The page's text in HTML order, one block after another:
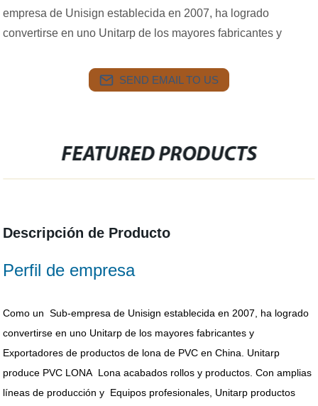
empresa de Unisign establecida en 2007, ha logrado
convertirse en uno Unitarp de los mayores fabricantes y
SEND EMAIL TO US
FEATURED PRODUCTS
Descripción de Producto
Perfil de empresa
Como un Sub-empresa de Unisign establecida en 2007, ha logrado
convertirse en uno Unitarp de los mayores fabricantes y
Exportadores de productos de lona de PVC en China. Unitarp
produce PVC LONA Lona acabados rollos y productos. Con amplias
líneas de producción y Equipos profesionales, Unitarp productos